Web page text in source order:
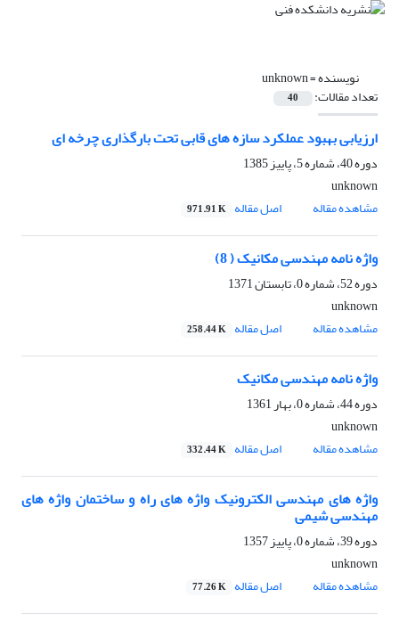
نویسنده =unknown
تعداد مقالات: 40
ارزیابی بهبود عملکرد سازه های قابی تحت بارگذاری چرخه ای
دوره 40، شماره 5، پاییز 1385
unknown
مشاهده مقاله
اصل مقاله 971.91 K
واژه نامه مهندسی مکانیک ( 8)
دوره 52، شماره 0، تابستان 1371
unknown
مشاهده مقاله
اصل مقاله 258.44 K
واژه نامه مهندسی مکانیک
دوره 44، شماره 0، بهار 1361
unknown
مشاهده مقاله
اصل مقاله 332.44 K
واژه های مهندسی الکترونیک واژه های راه و ساختمان واژه های
مهندسی شیمی
دوره 39، شماره 0، پاییز 1357
unknown
مشاهده مقاله
اصل مقاله 77.26 K